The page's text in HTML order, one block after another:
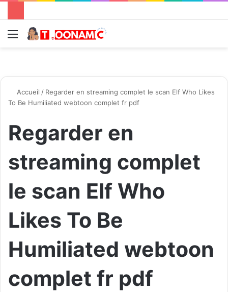
Menu
Accueil / Regarder en streaming complet le scan Elf Who Likes
To Be Humiliated webtoon complet fr pdf
Regarder en
streaming complet
le scan Elf Who
Likes To Be
Humiliated webtoon
complet fr pdf